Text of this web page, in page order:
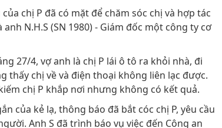
chị P đã có mặt để chăm sóc chị và hợp tác
N.H.S (SN 1980) - Giám đốc một công ty cơ
27/4, vợ anh là chị P lái ô tô ra khỏi nhà, đi
thấy chị về và điện thoại không liên lạc được.
chị P khắp nơi nhưng không có kết quả.
của kẻ lạ, thông báo đã bắt cóc chị P, yêu cầu
Anh S đã trình báo vụ việc đến Công an